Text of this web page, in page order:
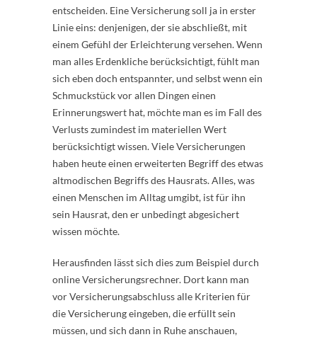
entscheiden. Eine Versicherung soll ja in erster
Linie eins: denjenigen, der sie abschließt, mit
einem Gefühl der Erleichterung versehen. Wenn
man alles Erdenkliche berücksichtigt, fühlt man
sich eben doch entspannter, und selbst wenn ein
Schmuckstück vor allen Dingen einen
Erinnerungswert hat, möchte man es im Fall des
Verlusts zumindest im materiellen Wert
berücksichtigt wissen. Viele Versicherungen
haben heute einen erweiterten Begriff des etwas
altmodischen Begriffs des Hausrats. Alles, was
einen Menschen im Alltag umgibt, ist für ihn
sein Hausrat, den er unbedingt abgesichert
wissen möchte.
Herausfinden lässt sich dies zum Beispiel durch
online Versicherungsrechner. Dort kann man
vor Versicherungsabschluss alle Kriterien für
die Versicherung eingeben, die erfüllt sein
müssen, und sich dann in Ruhe anschauen,